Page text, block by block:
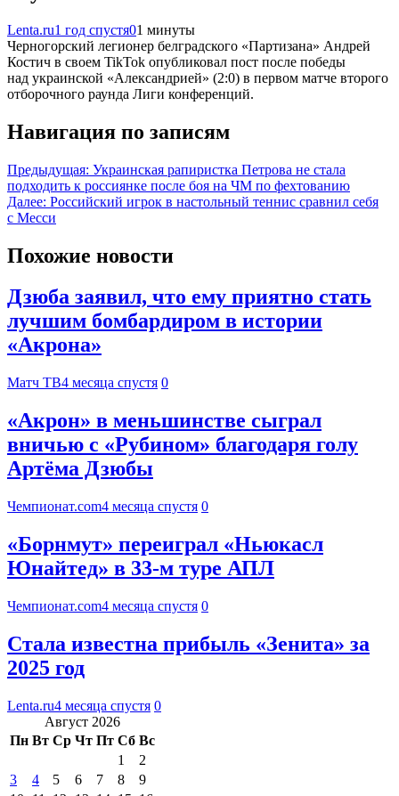
Lenta.ru1 год спустя01 минуты
Черногорский легионер белградского «Партизана» Андрей
Костич в своем TikTok опубликовал пост после победы
над украинской «Александрией» (2:0) в первом матче второго
отборочного раунда Лиги конференций.
Навигация по записям
Предыдущая: Украинская рапиристка Петрова не стала
подходить к россиянке после боя на ЧМ по фехтованию
Далее: Российский игрок в настольный теннис сравнил себя
с Месси
Похожие новости
Дзюба заявил, что ему приятно стать
лучшим бомбардиром в истории
«Акрона»
Матч ТВ4 месяца спустя 0
«Акрон» в меньшинстве сыграл
вничью с «Рубином» благодаря голу
Артёма Дзюбы
Чемпионат.com4 месяца спустя 0
«Борнмут» переиграл «Ньюкасл
Юнайтед» в 33-м туре АПЛ
Чемпионат.com4 месяца спустя 0
Стала известна прибыль «Зенита» за
2025 год
Lenta.ru4 месяца спустя 0
Август 2026
Пн Вт Ср Чт Пт Сб Вс
1
2
3
4 5 6 7 8
9